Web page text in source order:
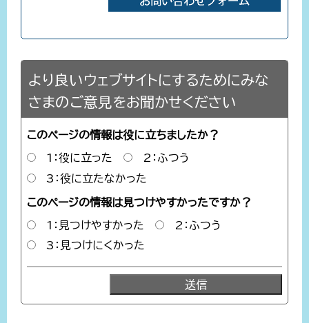
より良いウェブサイトにするためにみな
さまのご意見をお聞かせください
このページの情報は役に立ちましたか？
1：役に立った
2：ふつう
3：役に立たなかった
このページの情報は見つけやすかったですか？
1：見つけやすかった
2：ふつう
3：見つけにくかった